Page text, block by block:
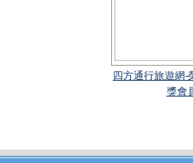
四方通行旅遊網-
獎會